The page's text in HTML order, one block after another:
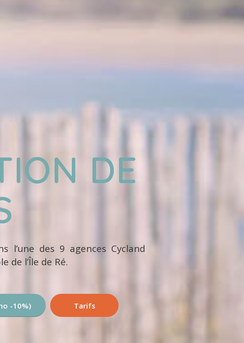
DE
l’une des 9 agences Cycland
de l’Île de Ré.
-10%) Tarifs